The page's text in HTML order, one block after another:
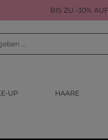
BIS ZU -30%
UP HAARE